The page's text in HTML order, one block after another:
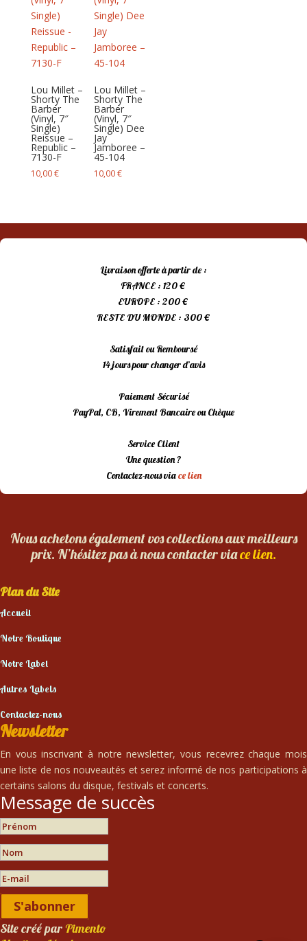
ancien
Lou Millet –
Shorty The
Barber
(Vinyl, 7″
Single)
Reissue –
Republic –
7130-F
10,00€
Lou Millet –
Shorty The
Barber
(Vinyl, 7″
Single) Dee
Jay
Jamboree –
45-104
10,00€
Livraison offerte à partir de :
FRANCE : 120 €
EUROPE : 200 €
RESTE DU MONDE : 300 €
Satisfait ou Remboursé
14 jours pour changer d’avis
Paiement Sécurisé
PayPal, CB, Virement Bancaire ou Chèque
Service Client
Une question ?
Contactez-nous viace lien
Nous achetons également vos collections aux meilleurs
prix. N’hésitez pas à nous contacter viace lien.
Plan du Site
Accueil
Notre Boutique
Notre Label
Autres Labels
Contactez-nous
Newsletter
En vous inscrivant à notre newsletter, vous recevrez chaque mois
une liste de nos nouveautés et serez informé de nos participations à
certains salons du disque, festivals et concerts.
Message de succès
S'abonner
Site créé parPimento